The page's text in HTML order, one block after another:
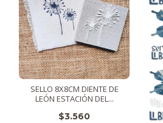
SELLO 8X8CM DIENTE DE
LEÓN ESTACIÓN DEL...
$3.560